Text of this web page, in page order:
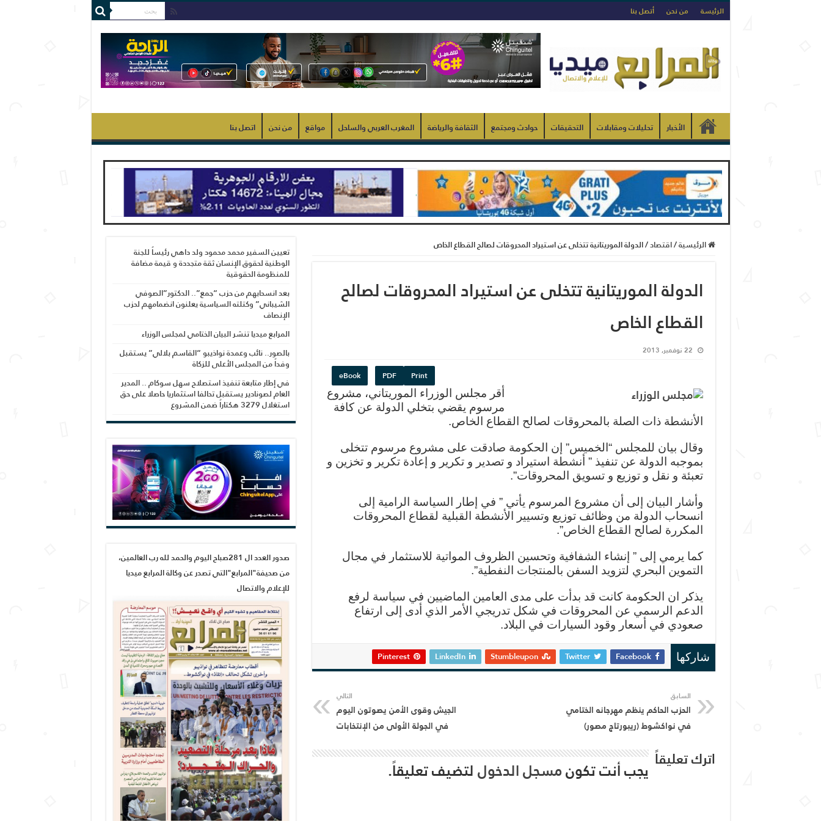
الرئيسة من نحن أتصل بنا
الأخبار تحليلات ومقابلات التحقيقات حوادث ومجتمع الثقافة والرياضة المغرب العربي والساحل مواقع من نحن اتصل بنا
الرئيسية/اقتصاد/الدولة الموريتانية تتخلى عن استيراد المحروقات لصالح القطاع الخاص
الدولة الموريتانية تتخلى عن استيراد المحروقات لصالح
القطاع الخاص
22 نوفمبر, 2013
Print
PDF
eBook
أقر مجلس الوزراء الموريتاني، مشروع
مرسوم يقضي بتخلي الدولة عن كافة
الأنشطة ذات الصلة بالمحروقات لصالح القطاع الخاص.
وقال بيان للمجلس “الخميس” إن الحكومة صادقت على مشروع مرسوم تتخلى
بموجبه الدولة عن تنفيذ ” أنشطة استيراد و تصدير و تكرير و إعادة تكرير و تخزين و
تعبئة و نقل و توزيع و تسويق المحروقات”.
وأشار البيان إلى أن مشروع المرسوم يأتي ” في إطار السياسة الرامية إلى
انسحاب الدولة من وظائف توزيع وتسيير الأنشطة القبلية لقطاع المحروقات
المكررة لصالح القطاع الخاص”.
كما يرمي إلى ” إنشاء الشفافية وتحسين الظروف المواتية للاستثمار في مجال
التموين البحري لتزويد السفن بالمنتجات النفطية”.
يذكر ان الحكومة كانت قد بدأت على مدى العامين الماضيين في سياسة لرفع
الدعم الرسمي عن المحروقات في شكل تدريجي الأمر الذي أدى إلى ارتفاع
صعودي في أسعار وقود السيارات في البلاد.
شاركها Facebook
Twitter
Stumbleupon
LinkedIn
Pinterest
السابق
الحزب الحاكم ينظم مهرجانه الختامي
في نواكشوط (ريبورتاج مصور)
التالي
الجيش وقوى الأمن يصوتون اليوم
في الجولة الأولى من الإنتخابات
اترك تعليقاً يجب أنت تكونمسجل الدخوللتضيف تعليقاً.
تعيين السفير محمد محمود ولد داهي رئيساً للجنة
الوطنية لحقوق الإنسان ثقة متجددة و قيمة مضافة
للمنظومة الحقوقية
بعد انسحابهم من حزب “جمع”.. الدكتور”الصوفي
الشيباني” وكتلته السياسية يعلنون انضمامهم لحزب
الإنصاف
المرابع ميديا تنشر البيان الختامي لمجلس الوزراء
بالصور.. نائب وعمدة نواذيبو “القاسم بلالي” يستقبل
وفداً من المجلس الأعلى للزكاة
في إطار متابعة تنفيذ استصلاح سهل سوكام .. المدير
العام لصونادير يستقبل تحالفا استثماريا حاصلا على حق
استغلال 3279 هكتاراً ضمن المشروع
صدور العدد ال 281صباح اليوم والحمد لله رب العالمين،
من صحيفة"المرابع"التي تصدر عن وكالة المرابع ميديا
للإعلام والاتصال